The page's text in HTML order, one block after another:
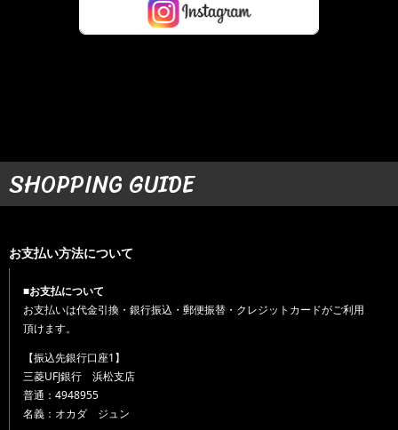
SHOPPING GUIDE
お支払い方法について
■お支払について
お支払いは代金引換・銀行振込・郵便振替・クレジットカードがご利用
頂けます。
【振込先銀行口座1】
三菱UFJ銀行 浜松支店
普通：4948955
名義：オカダ ジュン